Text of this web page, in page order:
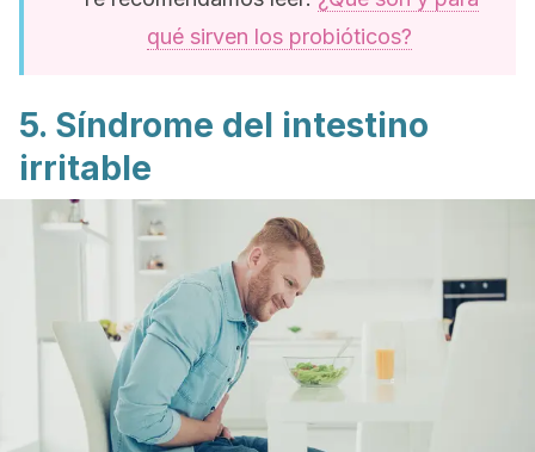
qué sirven los probióticos?
5. Síndrome del intestino
irritable